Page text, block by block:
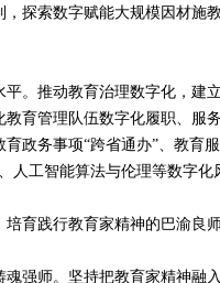
探索数字赋能大规模因材施
。推动教育治理数字化，建
育管理队伍数字化履职、服
政务事项“跨省通办”、教育
人工智能算法与伦理等数字
育践行教育家精神的巴渝良
强师。坚持把教育家精神融